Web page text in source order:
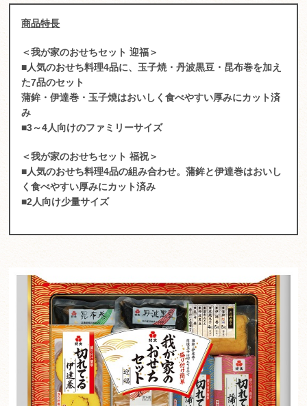
商品特長
＜我が家のおせちセット 迎福＞
■人気のおせち料理4品に、玉子焼・丹波黒豆・昆布巻を加え
た7品のセット
蒲鉾・伊達巻・玉子焼はおいしく食べやすい厚みにカット済
み
■3～4人向けのファミリーサイズ
＜我が家のおせちセット 福祝＞
■人気のおせち料理4品の組み合わせ。蒲鉾と伊達巻はおいし
く食べやすい厚みにカット済み
■2人向け少量サイズ